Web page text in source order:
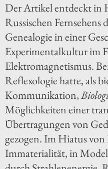
Der Artikel entdeckt in
Russischen Fernsehens
Genealogie in einer
Experimentalkultur im
Elektromagnetismus.
Reflexologie hatte, als
Kommunikation,
Möglichkeiten einer
Übertragungen von
gezogen. Im Hiatus
Immaterialität, in